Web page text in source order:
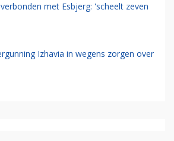
met Esbjerg: 'scheelt zeven
Izhavia in wegens zorgen over